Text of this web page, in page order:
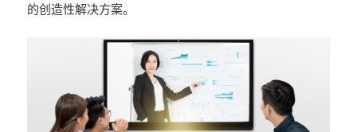
的创造性解决方案。